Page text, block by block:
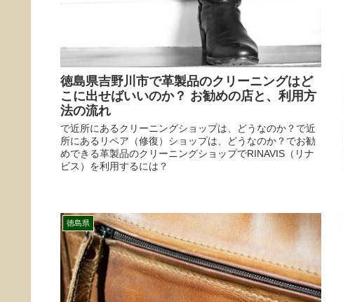
徳島県吉野川市で革製品のクリーニングはど
こに出せばいいのか？ お勧めの店と、利用方
法の流れ
で近所にあるクリーニングショップは、どうなのか？で近
所にあるリペア（修復）ショップは、どうなのか？でお勧
めできる革製品のクリーニングショップでRINAVIS（リナ
ビス）を利用するには？
徳島県